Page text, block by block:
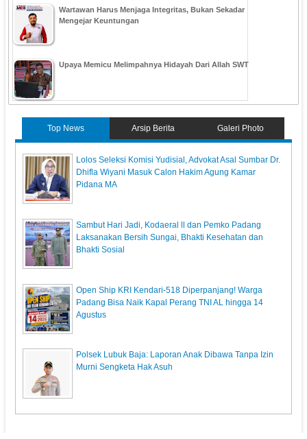
Wartawan Harus Menjaga Integritas, Bukan Sekadar
Mengejar Keuntungan
Upaya Memicu Melimpahnya Hidayah Dari Allah SWT
Top News Arsip Berita Galeri Photo
‎Lolos Seleksi Komisi Yudisial, Advokat Asal Sumbar Dr.
Dhifla Wiyani Masuk Calon Hakim Agung Kamar
Pidana MA
Sambut Hari Jadi, Kodaeral ll dan Pemko Padang
Laksanakan Bersih Sungai, Bhakti Kesehatan dan
Bhakti Sosial
Open Ship KRI Kendari-518 Diperpanjang! Warga
Padang Bisa Naik Kapal Perang TNI AL hingga 14
Agustus
Polsek Lubuk Baja: Laporan Anak Dibawa Tanpa Izin
Murni Sengketa Hak Asuh